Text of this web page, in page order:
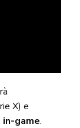
X) e
game.